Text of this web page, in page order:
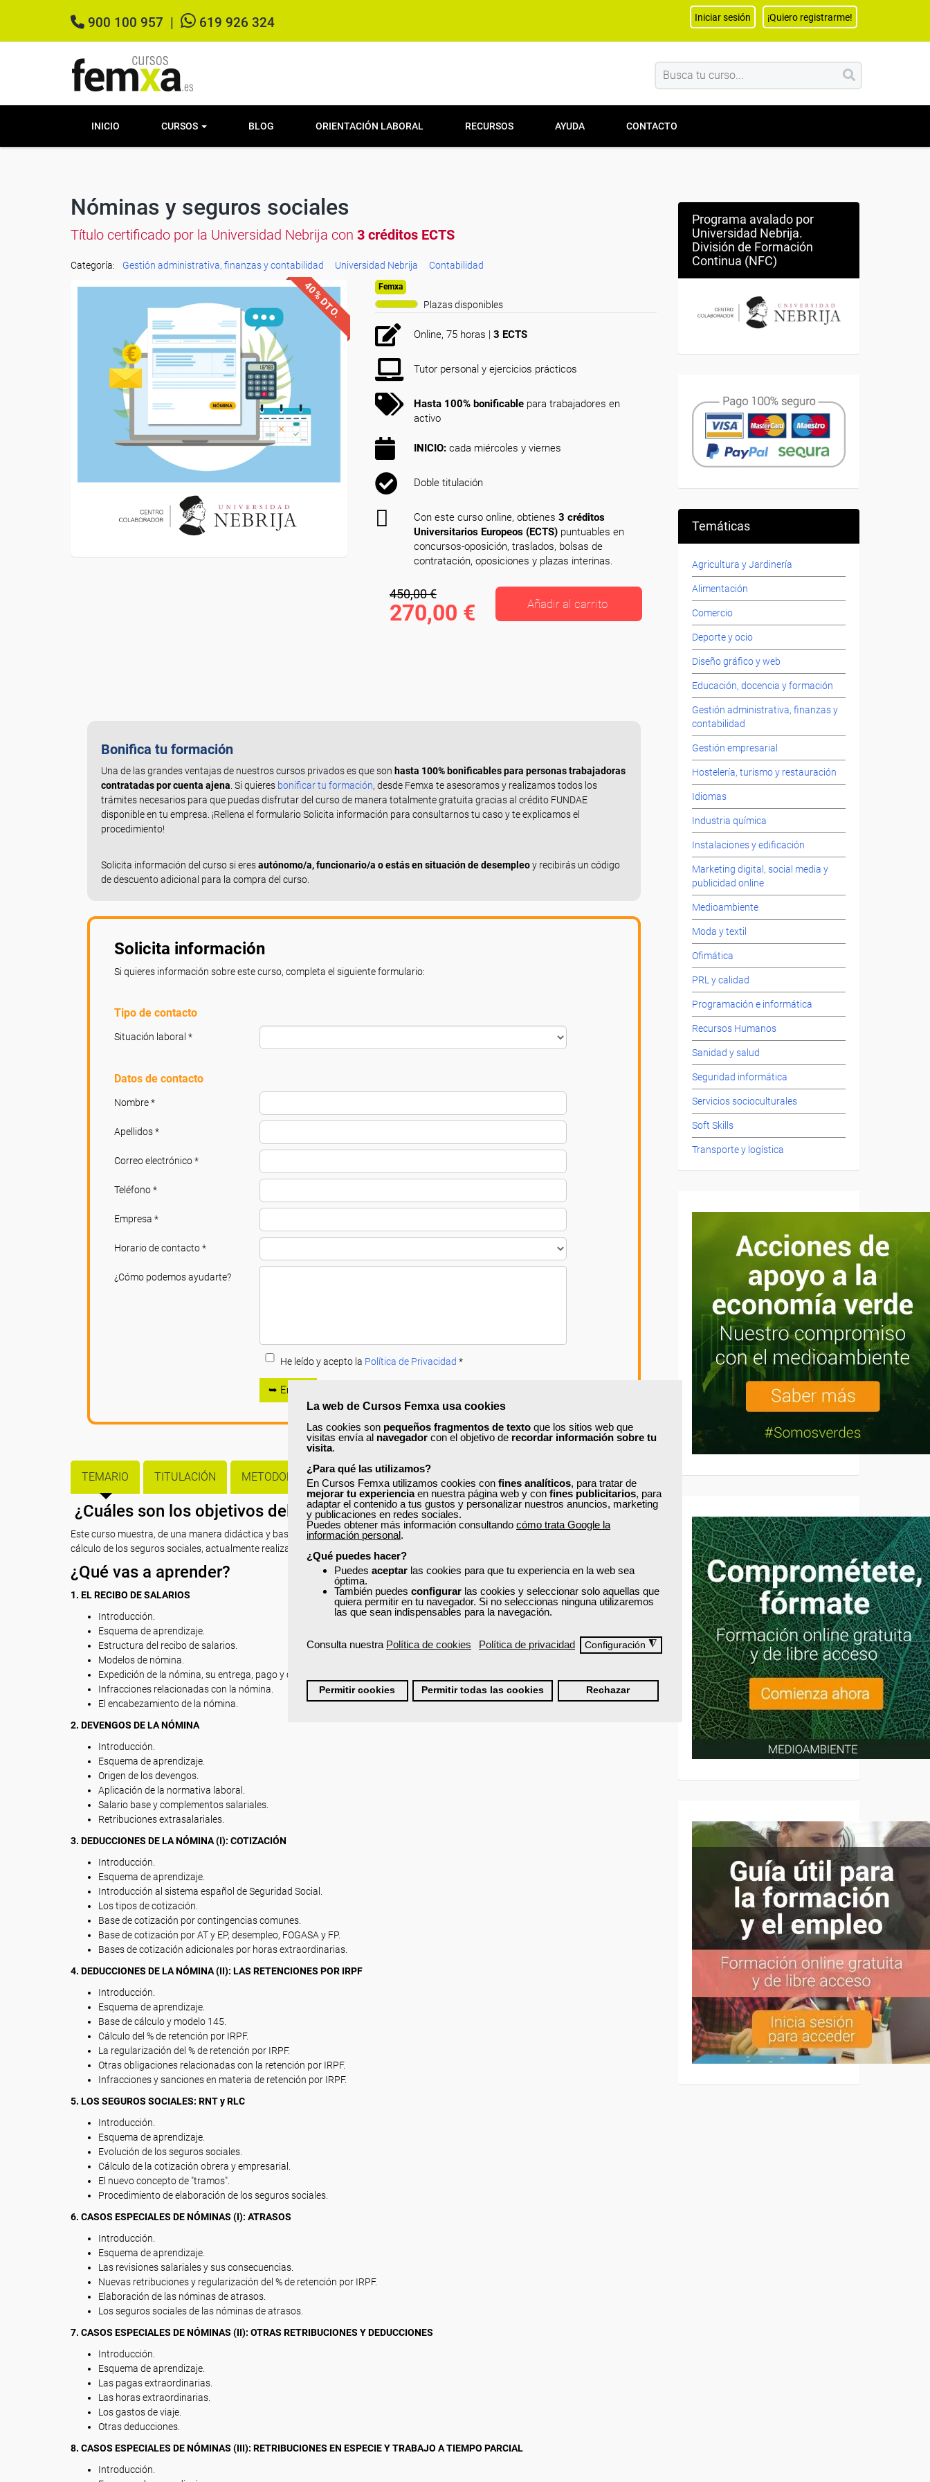
La web de Cursos Femxa usa cookies
Las cookies son pequeños fragmentos de texto que los sitios web que
visitas envía al navegador con el objetivo de recordar información sobre tu
visita.
¿Para qué las utilizamos?
En Cursos Femxa utilizamos cookies con fines analíticos, para tratar de
mejorar tu experienciaen nuestra página web y con fines publicitarios, para
adaptar el contenido a tus gustos y personalizar nuestros anuncios, marketing
y publicaciones en redes sociales.
Puedes obtener más información consultando cómo trata Google la
información personal.
¿Qué puedes hacer?
Puedes aceptar las cookies para que tu experiencia en la web sea
óptima.
También puedes configurar las cookies y seleccionar solo aquellas que
quiera permitir en tu navegador. Si no seleccionas ninguna utilizaremos
las que sean indispensables para la navegación.
Consulta nuestra Política de cookies Política de privacidad Configuración ◮
Permitir cookies Permitir todas las cookies Rechazar
900 100 957 619 926 324 Iniciar sesión ¡Quiero registrarme!
INICIO CURSOS BLOG ORIENTACIÓN LABORAL RECURSOS AYUDA CONTACTO
Nóminas y seguros sociales
Título certificado por la Universidad Nebrija con 3 créditos ECTS
Categoría: Gestión administrativa, finanzas y contabilidad Universidad Nebrija Contabilidad
40% DTO. Femxa
Plazas disponibles
Online, 75 horas | 3 ECTS
Tutor personal y ejercicios prácticos
Hasta 100% bonificable para trabajadores en
activo
INICIO: cada miércoles y viernes
Doble titulación
Con este curso online, obtienes 3 créditos
Universitarios Europeos (ECTS) puntuables en
concursos-oposición, traslados, bolsas de
contratación, oposiciones y plazas interinas.
450,00 €
270,00 € Añadir al carrito
Bonifica tu formación
Una de las grandes ventajas de nuestros cursos privados es que son hasta 100% bonificables para personas trabajadoras
contratadas por cuenta ajena . Si quieres bonificar tu formación, desde Femxa te asesoramos y realizamos todos los
trámites necesarios para que puedas disfrutar del curso de manera totalmente gratuita gracias al crédito FUNDAE
disponible en tu empresa. ¡Rellena el formulario Solicita información para consultarnos tu caso y te explicamos el
procedimiento!
Solicita información del curso si eresautónomo/a, funcionario/a o estás en situación de desempleoy recibirás un código
de descuento adicional para la compra del curso.
Solicita información
Si quieres información sobre este curso, completa el siguiente formulario:
Tipo de contacto
Situación laboral *
Datos de contacto
Nombre *
Apellidos *
Correo electrónico *
Teléfono *
Empresa *
Horario de contacto *
¿Cómo podemos ayudarte?
He leído y acepto la Política de Privacidad *
➥ Enviar
TEMARIO TITULACIÓN METODOLOGÍA PRECIOS OPINIONES
¿Cuáles son los objetivos del curso?
Este curso muestra, de una manera didáctica y basada en la práctica, cómo elaborar las nóminas en una empresa. También nos acerca al
cálculo de los seguros sociales, actualmente realizado directamente por la Tesorería General de la Seguridad Social.
¿Qué vas a aprender?
1. EL RECIBO DE SALARIOS
Introducción.
Esquema de aprendizaje.
Estructura del recibo de salarios.
Modelos de nómina.
Expedición de la nómina, su entrega, pago y conservación.
Infracciones relacionadas con la nómina.
El encabezamiento de la nómina.
2. DEVENGOS DE LA NÓMINA
Introducción.
Esquema de aprendizaje.
Origen de los devengos.
Aplicación de la normativa laboral.
Salario base y complementos salariales.
Retribuciones extrasalariales.
3. DEDUCCIONES DE LA NÓMINA (I): COTIZACIÓN
Introducción.
Esquema de aprendizaje.
Introducción al sistema español de Seguridad Social.
Los tipos de cotización.
Base de cotización por contingencias comunes.
Base de cotización por AT y EP, desempleo, FOGASA y FP.
Bases de cotización adicionales por horas extraordinarias.
4. DEDUCCIONES DE LA NÓMINA (II): LAS RETENCIONES POR IRPF
Introducción.
Esquema de aprendizaje.
Base de cálculo y modelo 145.
Cálculo del % de retención por IRPF.
La regularización del % de retención por IRPF.
Otras obligaciones relacionadas con la retención por IRPF.
Infracciones y sanciones en materia de retención por IRPF.
5. LOS SEGUROS SOCIALES: RNT y RLC
Introducción.
Esquema de aprendizaje.
Evolución de los seguros sociales.
Cálculo de la cotización obrera y empresarial.
El nuevo concepto de "tramos".
Procedimiento de elaboración de los seguros sociales.
6. CASOS ESPECIALES DE NÓMINAS (I): ATRASOS
Introducción.
Esquema de aprendizaje.
Las revisiones salariales y sus consecuencias.
Nuevas retribuciones y regularización del % de retención por IRPF.
Elaboración de las nóminas de atrasos.
Los seguros sociales de las nóminas de atrasos.
7. CASOS ESPECIALES DE NÓMINAS (II): OTRAS RETRIBUCIONES Y DEDUCCIONES
Introducción.
Esquema de aprendizaje.
Las pagas extraordinarias.
Las horas extraordinarias.
Los gastos de viaje.
Otras deducciones.
8. CASOS ESPECIALES DE NÓMINAS (III): RETRIBUCIONES EN ESPECIE Y TRABAJO A TIEMPO PARCIAL
Introducción.
Programa avalado por
Universidad Nebrija.
División de Formación
Continua (NFC)
Temáticas
Agricultura y Jardinería
Alimentación
Comercio
Deporte y ocio
Diseño gráfico y web
Educación, docencia y formación
Gestión administrativa, finanzas y
contabilidad
Gestión empresarial
Hostelería, turismo y restauración
Idiomas
Industria química
Instalaciones y edificación
Marketing digital, social media y
publicidad online
Medioambiente
Moda y textil
Ofimática
PRL y calidad
Programación e informática
Recursos Humanos
Sanidad y salud
Seguridad informática
Servicios socioculturales
Soft Skills
Transporte y logística